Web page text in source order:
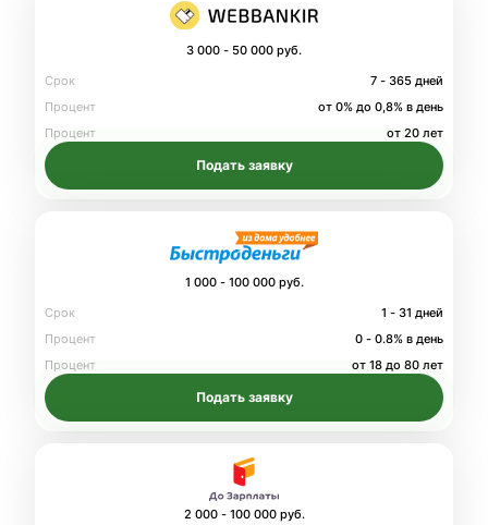
3 000 - 50 000 руб.
Срок
7 - 365 дней
Процент
от 0% до 0,8% в день
Процент
от 20 лет
Подать заявку
1 000 - 100 000 руб.
Срок
1 - 31 дней
Процент
0 - 0.8% в день
Процент
от 18 до 80 лет
Подать заявку
2 000 - 100 000 руб.